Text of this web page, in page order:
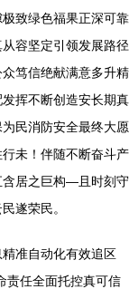
致绿色福果正深可靠
容坚定引领发展路径
笃信绝献满意多升精
挥不断创造安长期真
民消防安全最终大愿
未！伴随不断奋斗产
含居之巨构—且时刻守
遂荣民。
准自动化有效追区
责任全面托控真可信